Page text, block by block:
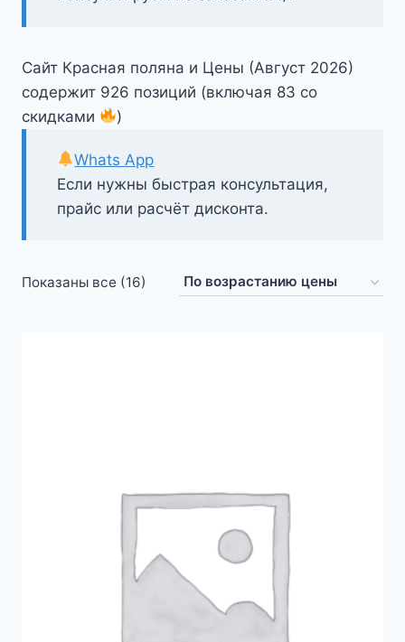
Сайт Красная поляна и Цены (Август 2026)
содержит 926 позиций (включая 83 со
скидками
)
Если нужны быстрая консультация,
прайс или расчёт дисконта.
Whats App
Показаны все (16) Цены: